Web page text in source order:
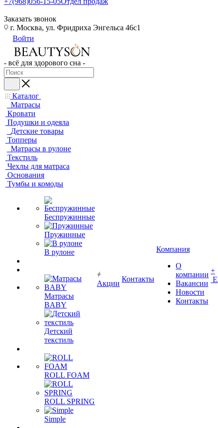
Заказать звонок
г. Москва, ул. Фридриха Энгельса 46с1
Войти
- всё для здорового сна -
Каталог
Матрасы
Кровати
Подушки и одеяла
Детские товары
Топперы
Матрасы в рулоне
Текстиль
Чехлы для матраса
Основания
Тумбы и комоды
Беспружинные
Пружинные
В рулоне
Матрасы
BABY
Детский
текстиль
ROLL FOAM
ROLL SPRING
Simple
Акции
Контакты
Компания
О
компании
Вакансии
Новости
Контакты
+